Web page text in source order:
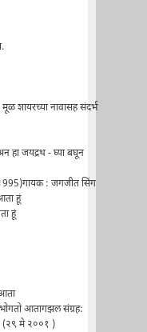
शायरच्या नावासह संदर्भ
हा जयद्रथ - घ्या बघून
: जगजीत सिंग
हूं
हूं
आतागझल संग्रह:
(२९ मे २००१ )